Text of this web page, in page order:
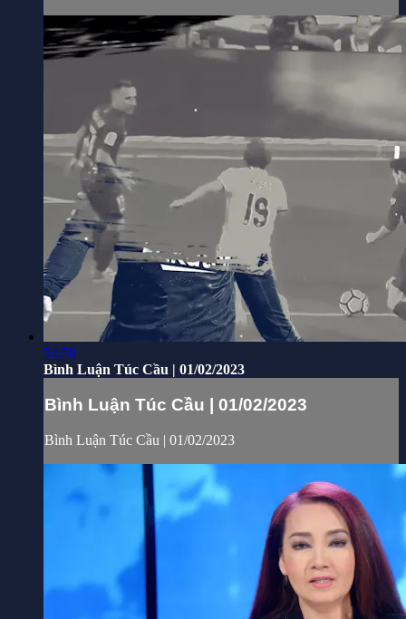
54:58
Bình Luận Túc Cầu | 01/02/2023
Bình Luận Túc Cầu | 01/02/2023
Bình Luận Túc Cầu | 01/02/2023